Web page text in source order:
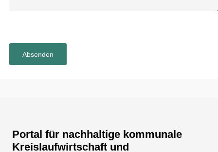
Portal für nachhaltige kommunale
Kreislaufwirtschaft und